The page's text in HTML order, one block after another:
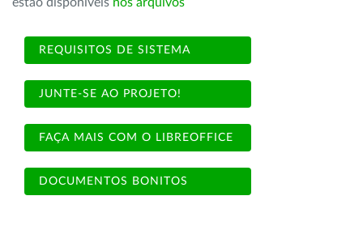
REQUISITOS DE SISTEMA
JUNTE-SE AO PROJETO!
FAÇA MAIS COM O LIBREOFFICE
DOCUMENTOS BONITOS